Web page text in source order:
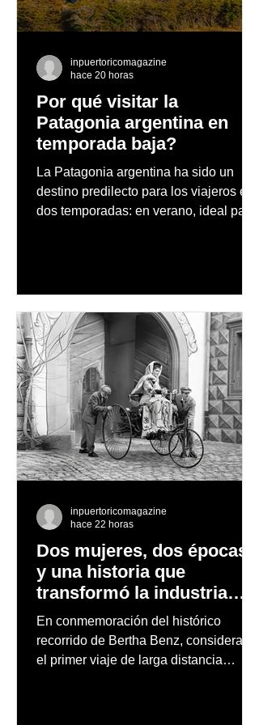
Indumentaria de
Sagrado
Por qué visitar la
Patagonia argentina en
temporada baja?
La Patagonia argentina ha sido un
destino predilecto para los viajeros en
dos temporadas: en verano, ideal para
nevados en las montañas
inpuertoricomagazine
hace 20 horas
Dos mujeres, dos épocas
y una historia que
transformó la industria
automotriz
En conmemoración del histórico
recorrido de Bertha Benz, considerado
el primer viaje de larga distancia
inpuertoricomagazine
hace 22 horas